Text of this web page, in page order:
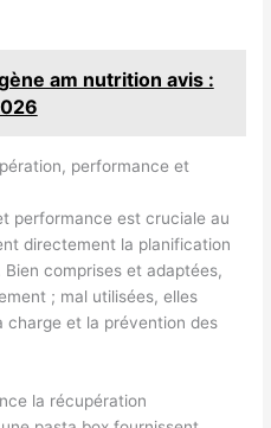
am nutrition avis :
performance et
performance est cruciale au
directement la planification
comprises et adaptées,
; mal utilisées, elles
charge et la prévention des
la récupération